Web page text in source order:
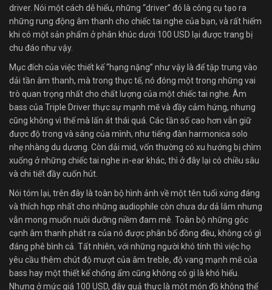
driver. Nói một cách dễ hiểu, những “driver” đó là công cụ tạo ra
những rung động âm thanh cho chiếc tai nghe của bạn, và rất hiếm
khi có một sản phẩm ở phân khúc dưới 100 USD lại được trang bị
chu đáo như vậy.
Mục đích của việc thiết kế “hạng nặng” như vậy là để tập trung vào
dải tần âm thanh, mà trong thực tế, nó đóng một trong những vai
trò quan trọng nhất cho chất lượng của một chiếc tai nghe. Âm
bass của Triple Driver thực sự mạnh mẽ và đầy cảm hứng, nhưng
cũng không vì thế mà lấn át thái quá. Các tần số cao hơn vẫn giữ
được độ trong và sáng của mình, như tiếng đàn harmonica solo
nhẹ nhàng du dương. Còn dải mid, vốn thường có xu hướng bị chìm
xuống ở những chiếc tai nghe in-ear khác, thì ở đây lại có chiều sâu
và chi tiết đầy cuốn hút.
Nói tóm lại, trên đây là toàn bộ hình ảnh về một tên tuổi xứng đáng
và thích hợp nhất cho những audiophile còn chưa dư dả lắm nhưng
vẫn mong muốn nuôi dưỡng niềm đam mê. Toàn bộ những góc
cạnh âm thanh phát ra của nó được phân bố đồng đều, không có gì
đáng phê bình cả. Tất nhiên, với những người khó tính thì việc họ
yêu cầu thêm chút độ mượt của âm treble, độ vang mạnh mẽ của
bass hay một thiết kế chống ẩm cũng không có gì là khó hiểu.
Nhưng ở mức giá 100 USD, đây quả thực là một món đồ không thể